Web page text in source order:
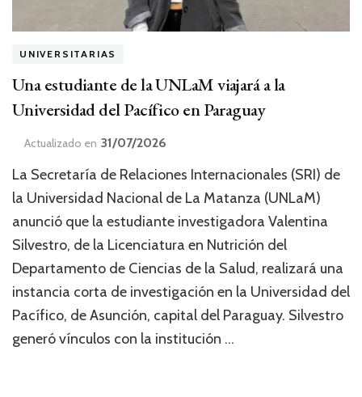
UNIVERSITARIAS
Una estudiante de la UNLaM viajará a la
Universidad del Pacífico en Paraguay
Actualizado en 31/07/2026
La Secretaría de Relaciones Internacionales (SRI) de
la Universidad Nacional de La Matanza (UNLaM)
anunció que la estudiante investigadora Valentina
Silvestro, de la Licenciatura en Nutrición del
Departamento de Ciencias de la Salud, realizará una
instancia corta de investigación en la Universidad del
Pacífico, de Asunción, capital del Paraguay. Silvestro
generó vínculos con la institución …